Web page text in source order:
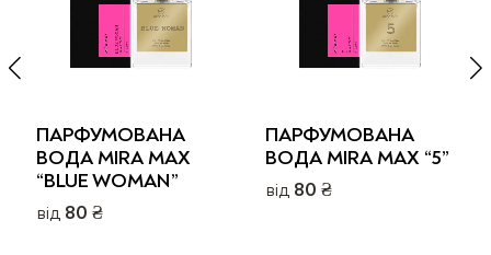
ПАРФУМОВАНА
ВОДА MIRA MAX
“BLUE WOMAN”
від 80 ₴
ПАРФУМОВАНА
ВОДА MIRA MAX “5”
від 80 ₴